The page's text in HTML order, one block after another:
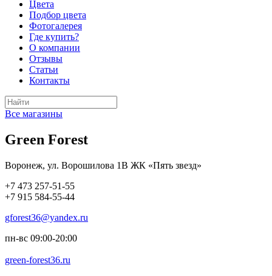
Цвета
Подбор цвета
Фотогалерея
Где купить?
О компании
Отзывы
Статьи
Контакты
Все магазины
Green Forest
Воронеж, ул. Ворошилова 1В ЖК «Пять звезд»
+7 473 257-51-55
+7 915 584-55-44
gforest36@yandex.ru
пн-вс 09:00-20:00
green-forest36.ru